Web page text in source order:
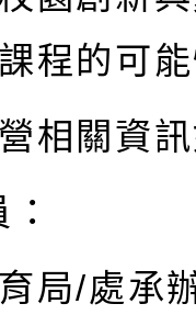
程的可
相關資
局/處承